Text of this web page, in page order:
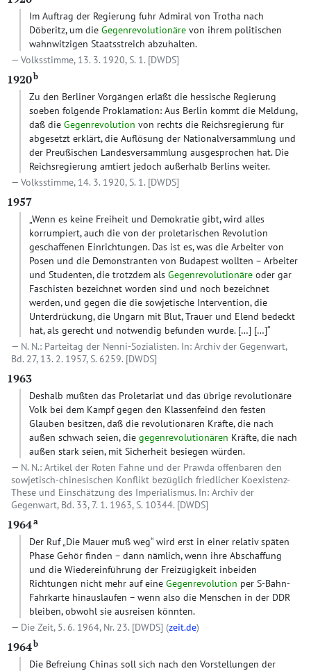
Im Auftrag der Regierung fuhr Admiral von Trotha nach
Döberitz, um die Gegenrevolutionäre von ihrem politischen
wahnwitzigen Staatsstreich abzuhalten.
Volksstimme, 13. 3. 1920, S. 1. [DWDS]
1920b
Zu den Berliner Vorgängen erläßt die hessische Regierung
soeben folgende Proklamation: Aus Berlin kommt die Meldung,
daß die Gegenrevolution von rechts die Reichsregierung für
abgesetzt erklärt, die Auflösung der Nationalversammlung und
der Preußischen Landesversammlung ausgesprochen hat. Die
Reichsregierung amtiert jedoch außerhalb Berlins weiter.
Volksstimme, 14. 3. 1920, S. 1. [DWDS]
1957
„Wenn es keine Freiheit und Demokratie gibt, wird alles
korrumpiert, auch die von der proletarischen Revolution
geschaffenen Einrichtungen. Das ist es, was die Arbeiter von
Posen und die Demonstranten von Budapest wollten – Arbeiter
und Studenten, die trotzdem als Gegenrevolutionäre oder gar
Faschisten bezeichnet worden sind und noch bezeichnet
werden, und gegen die die sowjetische Intervention, die
Unterdrückung, die Ungarn mit Blut, Trauer und Elend bedeckt
hat, als gerecht und notwendig befunden wurde. […] […]“
N. N.: Parteitag der Nenni-Sozialisten. In: Archiv der Gegenwart,
Bd. 27, 13. 2. 1957, S. 6259. [DWDS]
1963
Deshalb mußten das Proletariat und das übrige revolutionäre
Volk bei dem Kampf gegen den Klassenfeind den festen
Glauben besitzen, daß die revolutionären Kräfte, die nach
außen schwach seien, die gegenrevolutionären Kräfte, die nach
außen stark seien, mit Sicherheit besiegen würden.
N. N.: Artikel der Roten Fahne und der Prawda offenbaren den
sowjetisch-chinesischen Konflikt bezüglich friedlicher Koexistenz-
These und Einschätzung des Imperialismus. In: Archiv der
Gegenwart, Bd. 33, 7. 1. 1963, S. 10344. [DWDS]
1964a
Der Ruf „Die Mauer muß weg“ wird erst in einer relativ späten
Phase Gehör finden – dann nämlich, wenn ihre Abschaffung
und die Wiedereinführung der Freizügigkeit inbeiden
Richtungen nicht mehr auf eine Gegenrevolution per S-Bahn-
Fahrkarte hinauslaufen – wenn also die Menschen in der DDR
bleiben, obwohl sie ausreisen könnten.
Die Zeit, 5. 6. 1964, Nr. 23. [DWDS] (zeit.de)
1964b
Die Befreiung Chinas soll sich nach den Vorstellungen der